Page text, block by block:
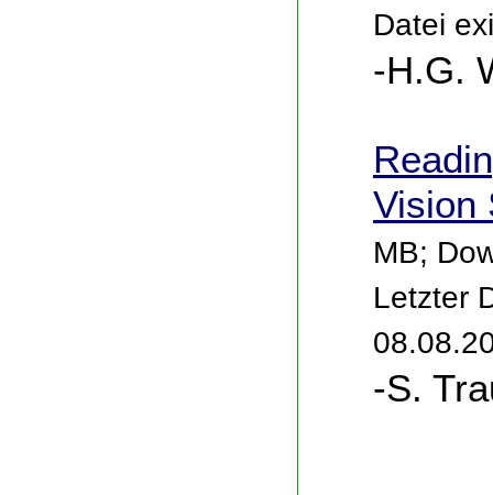
Datei
-H.G.
Vision
MB;
Letzter
-S.